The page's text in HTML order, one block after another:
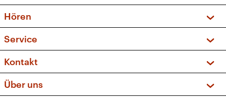
Sendungen und Podcasts
Musikliste
Kakadu – Das Kinderprogramm
Hören
Frequenzen (UKW + DAB+)
Service
FAQ
Apps
Newsletter
Kontakt
Social Media
Über uns